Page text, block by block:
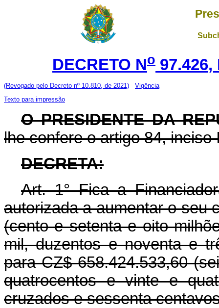
DECRETO No 97.426,
(Revogado pelo Decreto nº 10.810, de 2021)
Vigência
Texto para impressão
O PRESIDENTE DA
lhe confere o artigo 84, inciso
DECRETA:
Art. 1° Fica a
autorizada a aumentar o seu
(cento e setenta e oito
mil, duzentos e noventa e
para CZ$ 658.424.533,60
quatrocentos e vinte e
cruzados e sessenta